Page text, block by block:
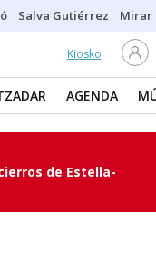
Salva Gutiérrez Mirar
Kiosko
AGENDA
de Estella-